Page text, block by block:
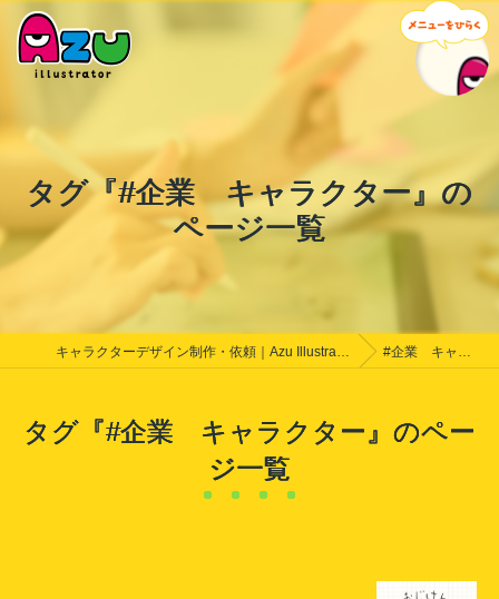
タグ『#企業 キャラクター』の
ページ一覧
#企業 キャラクター
タグ『#企業 キャラクター』のペー
ジ一覧